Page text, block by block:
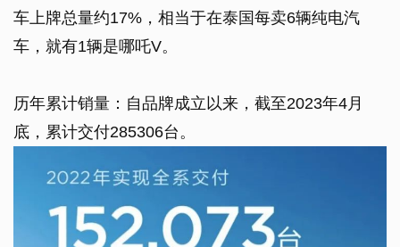
车上牌总量约17%，相当于在泰国每卖6辆纯电汽
车，就有1辆是哪吒V。
历年累计销量：自品牌成立以来，截至2023年4月
底，累计交付285306台。